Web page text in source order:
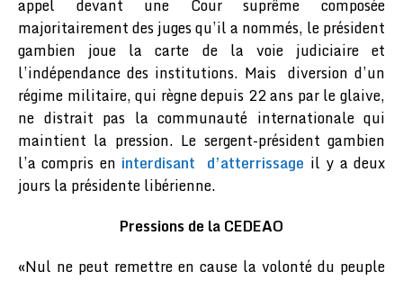
appel devant une Cour suprême composée
majoritairement des juges qu’il a nommés, le président
gambien joue la carte de la voie judiciaire et
l’indépendance des institutions. Mais diversion d’un
régime militaire, qui règne depuis 22 ans par le glaive,
ne distrait pas la communauté internationale qui
maintient la pression. Le sergent-président gambien
l’a compris en interdisant d’atterrissage il y a deux
jours la présidente libérienne.
Pressions de la CEDEAO
«Nul ne peut remettre en cause la volonté du peuple